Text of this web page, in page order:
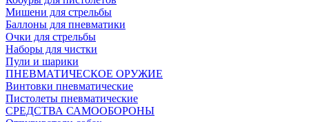
Мишени для стрельбы
Баллоны для пневматики
Очки для стрельбы
Наборы для чистки
Пули и шарики
ПНЕВМАТИЧЕСКОЕ ОРУЖИЕ
Винтовки пневматические
Пистолеты пневматические
СРЕДСТВА САМООБОРОНЫ